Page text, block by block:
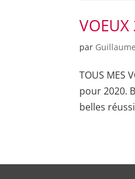
par
TOUS MES
pour 2020.
belles